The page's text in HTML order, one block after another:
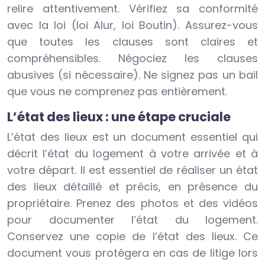
relire attentivement. Vérifiez sa conformité
avec la loi (loi Alur, loi Boutin). Assurez-vous
que toutes les clauses sont claires et
compréhensibles. Négociez les clauses
abusives (si nécessaire). Ne signez pas un bail
que vous ne comprenez pas entièrement.
L’état des lieux : une étape cruciale
L’état des lieux est un document essentiel qui
décrit l’état du logement à votre arrivée et à
votre départ. Il est essentiel de réaliser un état
des lieux détaillé et précis, en présence du
propriétaire. Prenez des photos et des vidéos
pour documenter l’état du logement.
Conservez une copie de l’état des lieux. Ce
document vous protégera en cas de litige lors